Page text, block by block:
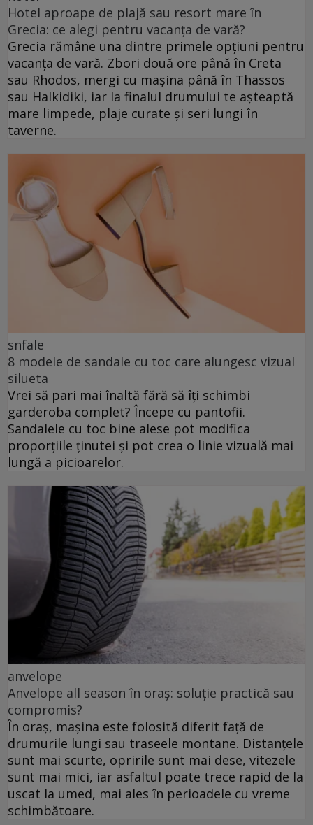
Hotel aproape de plajă sau resort mare în
Grecia: ce alegi pentru vacanța de vară?
Grecia rămâne una dintre primele opțiuni pentru
vacanța de vară. Zbori două ore până în Creta
sau Rhodos, mergi cu mașina până în Thassos
sau Halkidiki, iar la finalul drumului te așteaptă
mare limpede, plaje curate și seri lungi în
taverne.
snfale
8 modele de sandale cu toc care alungesc vizual
silueta
Vrei să pari mai înaltă fără să îți schimbi
garderoba complet? Începe cu pantofii.
Sandalele cu toc bine alese pot modifica
proporțiile ținutei și pot crea o linie vizuală mai
lungă a picioarelor.
anvelope
Anvelope all season în oraș: soluție practică sau
compromis?
În oraș, mașina este folosită diferit față de
drumurile lungi sau traseele montane. Distanțele
sunt mai scurte, opririle sunt mai dese, vitezele
sunt mai mici, iar asfaltul poate trece rapid de la
uscat la umed, mai ales în perioadele cu vreme
schimbătoare.